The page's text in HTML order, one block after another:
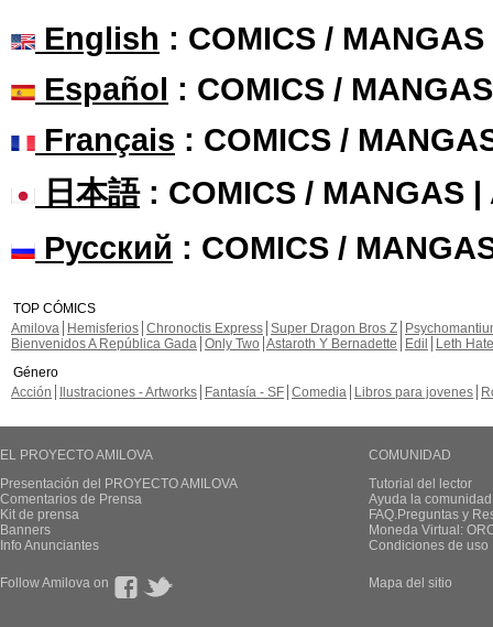
English : COMICS /
Español : COMICS /
Français : COMICS /
日本語: COMICS / MANGAS |
Русский : COMICS /
TOP CÓMICS
Amilova
Hemisferios Chronoctis Express Super Dragon Bros Z
Bienvenidos A República Gada Only Two Astaroth Y Bernadette Edil
Leth Hate
Género
Acción
Ilustraciones - Artworks Fantasía - SF Comedia Libros para jovenes
EL PROYECTO AMILOVA
Presentación del PROYECTO AMILOVA
Comentarios de Prensa
Kit de prensa
Banners
Info Anunciantes
COMUNIDAD
Tutorial del lector
Ayuda la
FAQ.Preguntas y
Moneda Virtual:
Condiciones de uso
Follow Amilova on Mapa del sitio